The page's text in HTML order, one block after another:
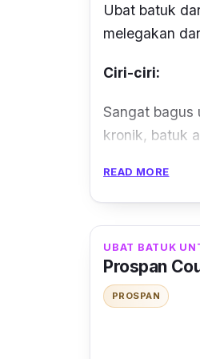
Ubat batuk
melegakan
Ciri-ciri:
Sangat bagus
kronik, batuk
Menariknya
aktif yang
Ubat ini boleh
Bagi kanak-
READ MORE
UBAT BATUK
Prospan
PROSPAN